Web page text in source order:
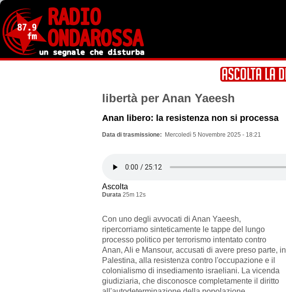
Salta
contenuto
principale
libertà per Anan Yaeesh
Anan libero: la resistenza non si processa
Data di trasmissione Mercoledì 5 Novembre 2025 - 18:21
Ascolta
Durata 25m 12s
Con uno degli avvocati di Anan Yaeesh,
ripercorriamo sinteticamente le tappe del lungo
processo politico per terrorismo intentato contro
Anan, Ali e Mansour, accusati di avere preso parte, in
Palestina, alla resistenza contro l'occupazione e il
colonialismo di insediamento israeliani. La vicenda
giudiziaria, che disconosce completamente il diritto